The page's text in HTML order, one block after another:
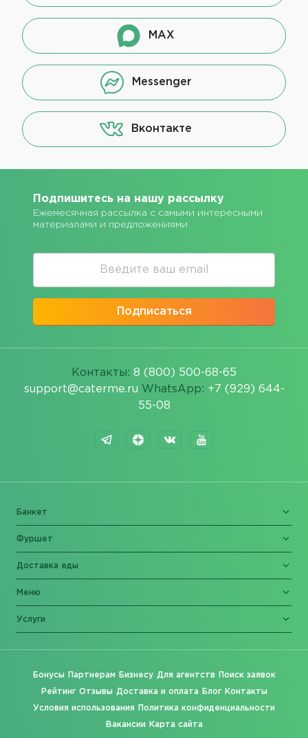
MAX
Messenger
Вконтакте
Подпишитесь на нашу рассылку
Ежемесячная рассылка с самыми интересными
материалами и предложениями
Подписаться
Контакты: 8 (800) 500-68-65
support@caterme.ru WhatsApp: +7 (929) 644-
55-08
Банкет
Фуршет
Доставка еды
Меню
Услуги
Бонусы Партнерам Бизнесу Для агентств Поиск заявок
Рейтинг Отзывы Доставка и оплата Блог Контакты
Условия использования Политика конфиденциальности
Вакансии Карта сайта